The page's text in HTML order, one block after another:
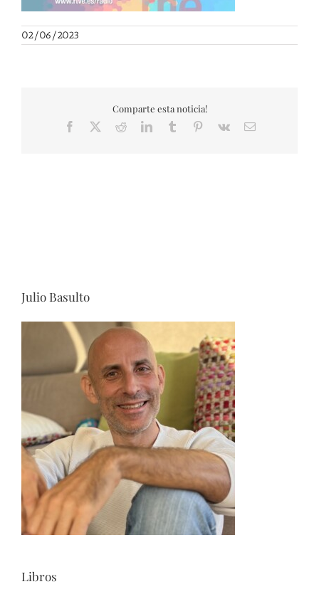
02/06/2023
Comparte esta noticia!
Facebook RedditLinkedInTumblr Pinterest
Vk
Correo
Julio Basulto
Libros